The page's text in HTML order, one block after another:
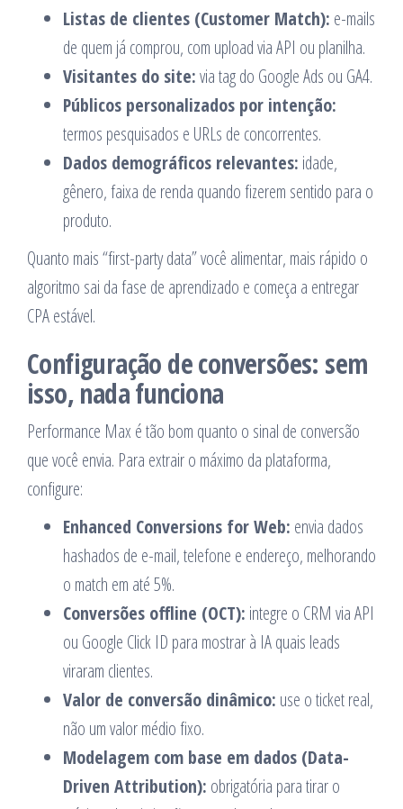
Listas de clientes (Customer Match): e-mails
de quem já comprou, com upload via API ou planilha.
Visitantes do site:via tag do Google Ads ou GA4.
Públicos personalizados por intenção:
termos pesquisados e URLs de concorrentes.
Dados demográficos relevantes: idade,
gênero, faixa de renda quando fizerem sentido para o
produto.
Quanto mais “first-party data” você alimentar, mais rápido o
algoritmo sai da fase de aprendizado e começa a entregar
CPA estável.
Configuração de conversões: sem
isso, nada funciona
Performance Max é tão bom quanto o sinal de conversão
que você envia. Para extrair o máximo da plataforma,
configure:
Enhanced Conversions for Web: envia dados
hashados de e-mail, telefone e endereço, melhorando
o match em até 5%.
Conversões offline (OCT): integre o CRM via API
ou Google Click ID para mostrar à IA quais leads
viraram clientes.
Valor de conversão dinâmico: use o ticket real,
não um valor médio fixo.
Modelagem com base em dados (Data-
Driven Attribution): obrigatória para tirar o